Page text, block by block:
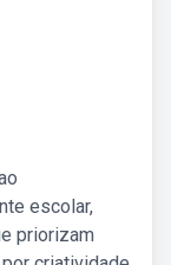
escolar,
priorizam